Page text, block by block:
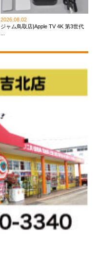
2026.08.02
ジャム鳥取店|Apple TV 4K 第3世代